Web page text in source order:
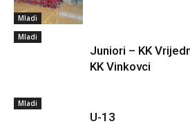
Mladi
Mladi
Juniori – KK
KK Vinkovci
Mladi
U-13